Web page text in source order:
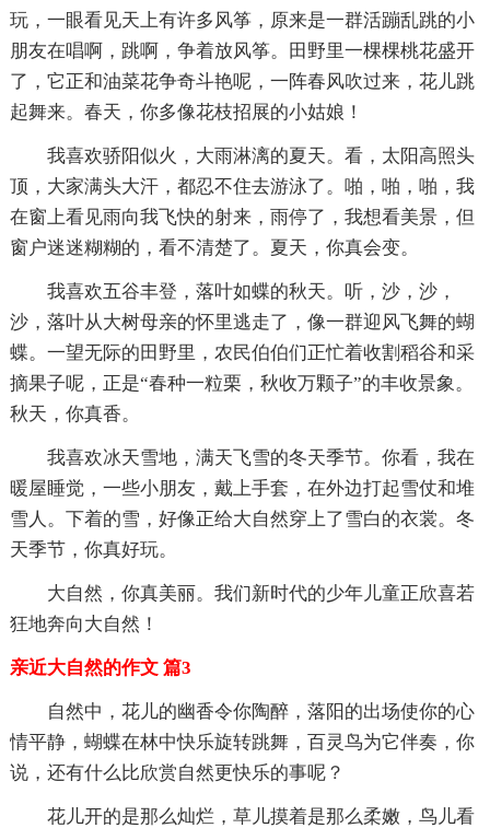
玩，一眼看见天上有许多风筝，原来是一群活蹦乱跳的小
朋友在唱啊，跳啊，争着放风筝。田野里一棵棵桃花盛开
了，它正和油菜花争奇斗艳呢，一阵春风吹过来，花儿跳
起舞来。春天，你多像花枝招展的小姑娘！
我喜欢骄阳似火，大雨淋漓的夏天。看，太阳高照头
顶，大家满头大汗，都忍不住去游泳了。啪，啪，啪，我
在窗上看见雨向我飞快的射来，雨停了，我想看美景，但
窗户迷迷糊糊的，看不清楚了。夏天，你真会变。
我喜欢五谷丰登，落叶如蝶的秋天。听，沙，沙，
沙，落叶从大树母亲的怀里逃走了，像一群迎风飞舞的蝴
蝶。一望无际的田野里，农民伯伯们正忙着收割稻谷和采
摘果子呢，正是“春种一粒栗，秋收万颗子”的丰收景象。
秋天，你真香。
我喜欢冰天雪地，满天飞雪的冬天季节。你看，我在
暖屋睡觉，一些小朋友，戴上手套，在外边打起雪仗和堆
雪人。下着的雪，好像正给大自然穿上了雪白的衣裳。冬
天季节，你真好玩。
大自然，你真美丽。我们新时代的少年儿童正欣喜若
狂地奔向大自然！
亲近大自然的作文 篇3
自然中，花儿的幽香令你陶醉，落阳的出场使你的心
情平静，蝴蝶在林中快乐旋转跳舞，百灵鸟为它伴奏，你
说，还有什么比欣赏自然更快乐的事呢？
花儿开的是那么灿烂，草儿摸着是那么柔嫩，鸟儿看